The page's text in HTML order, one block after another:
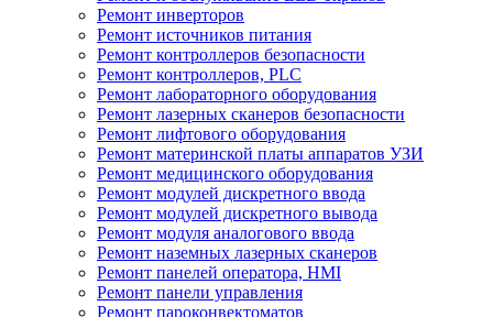
Ремонт инверторов
Ремонт источников питания
Ремонт контроллеров безопасности
Ремонт контроллеров, PLC
Ремонт лабораторного оборудования
Ремонт лазерных сканеров безопасности
Ремонт лифтового оборудования
Ремонт материнской платы аппаратов УЗИ
Ремонт медицинского оборудования
Ремонт модулей дискретного ввода
Ремонт модулей дискретного вывода
Ремонт модуля аналогового ввода
Ремонт наземных лазерных сканеров
Ремонт панелей оператора, HMI
Ремонт панели управления
Ремонт пароконвектоматов